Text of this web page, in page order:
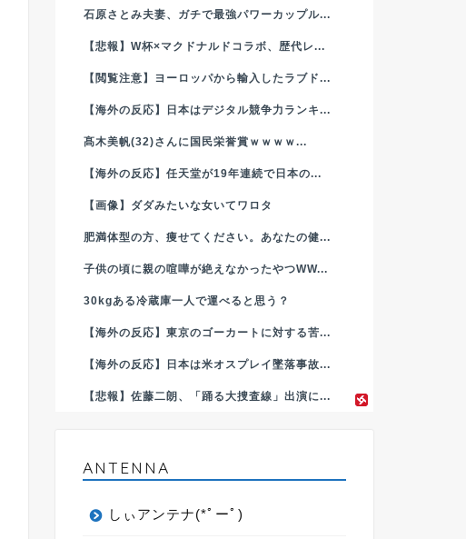
石原さとみ夫妻、ガチで最強パワーカップル...
【悲報】W杯×マクドナルドコラボ、歴代レ...
【閲覧注意】ヨーロッパから輸入したラブド...
【海外の反応】日本はデジタル競争力ランキ...
髙木美帆(32)さんに国民栄誉賞ｗｗｗｗ...
【海外の反応】任天堂が19年連続で日本の...
【画像】ダダみたいな女いてワロタ
肥満体型の方、痩せてください。あなたの健...
子供の頃に親の喧嘩が絶えなかったやつWW...
30kgある冷蔵庫一人で運べると思う？
【海外の反応】東京のゴーカートに対する苦...
【海外の反応】日本は米オスプレイ墜落事故...
【悲報】佐藤二朗、「踊る大捜査線」出演に...
ANTENNA
しぃアンテナ(*ﾟーﾟ)